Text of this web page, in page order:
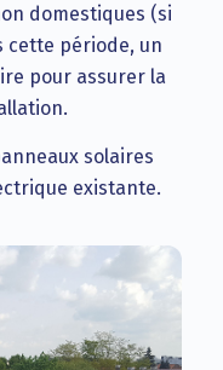
domestiques (si
cette période, un
pour assurer la
solaires
existante.